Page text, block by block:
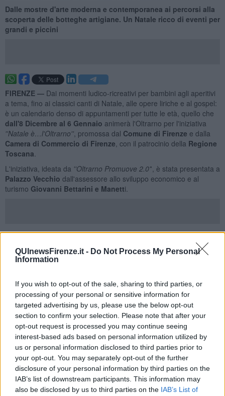
QUInewsFirenze.it - Do Not Process My Personal
Information
If you wish to opt-out of the sale, sharing to third parties, or
processing of your personal or sensitive information for
targeted advertising by us, please use the below opt-out
section to confirm your selection. Please note that after your
opt-out request is processed you may continue seeing
interest-based ads based on personal information utilized by
us or personal information disclosed to third parties prior to
your opt-out. You may separately opt-out of the further
disclosure of your personal information by third parties on the
IAB’s list of downstream participants. This information may
also be disclosed by us to third parties on the IAB’s List of
Dalle mostre d'arte moderna e contemporanea ai percorsi alla
scoperta delle botteghe artigiane. Un Natale ricco di eventi per
grandi e piccini
FIRENZE — Dai momenti ludico-ricreativi per bambini agli aperitivi
a tema, fino ai classici canti di Natale, alle opere liriche e al gospel:
è un calendario denso di appuntamenti per tutte le età, quello che
dall'8 Dicembre al 6 Gennaio animerà l'Oltrarno per l'iniziativa
''Natale è…l'Oltrarno'', promossa dal Comune di Firenze e dalla
Camera di Commercio di Firenze , con il patrocinio della Regione
Toscana
L'iniziativa, ideata da ''Oltrarno Promuove 2.0'', è stata presentata a
Palazzo Vecchio dall'assessore allo sviluppo economico e al
turismo Giovanni Bettarini e Manetti.
"Un programma che riguarda le feste natalizie - ha sottolineato
l'assessore Bettarini - ma puntiamo a valorizzare, in generale,
l'Oltrano che deve tornare ad essere un punto importante anche
per i flussi turistici, un luogo di attrazione per i tanti visitatori che
In piazza delCarmine, la seconda edizione de ''Il Villaggio di Babbo
Natale''conmercatino natalizio, pista di pattinaggio sul
ghiacciocon ingresso gratuito, giochi e appuntamenti pomeridiani
di carattere ludico-ricreativo gratuiti per tutti i bambini.
Per l'occasione, saranno coinvolte tutte le scuole primarie e
d'infanzia del territorio fiorentino. Oltre23.000bambini saranno
raggiunti dalla letterina di Babbo Natale che potranno venire ad
imbucare al Villaggio tutti i pomeriggi dalle
16,30 alle 18
incontrando così il vero Babbo Natale.
via Maggio, la storica strada dell'antiquariato fiorentino e